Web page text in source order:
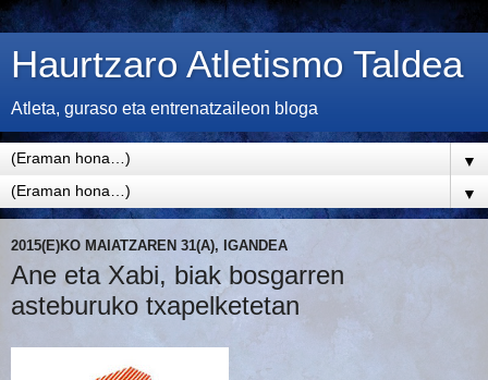
Haurtzaro Atletismo Taldea
Atleta, guraso eta entrenatzaileon bloga
▼
▼
2015(E)KO MAIATZAREN 31(A), IGANDEA
Ane eta Xabi, biak bosgarren
asteburuko txapelketetan